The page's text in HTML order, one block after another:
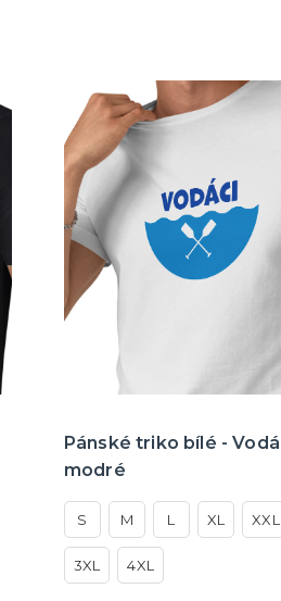
Pánské triko bílé -
modré
S M L XL XXL
3XL 4XL